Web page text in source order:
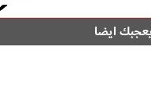
ايضا